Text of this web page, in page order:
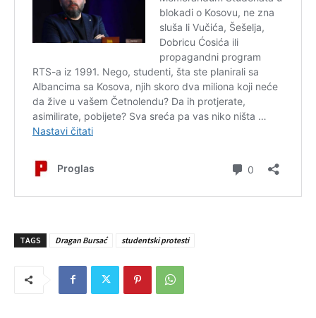
TAGS Dragan Bursać studentski protesti